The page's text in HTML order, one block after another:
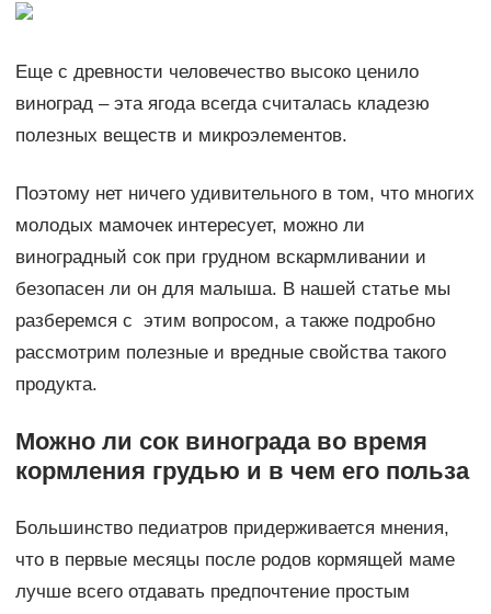
Еще с древности человечество высоко ценило
виноград – эта ягода всегда считалась кладезю
полезных веществ и микроэлементов.
Поэтому нет ничего удивительного в том, что многих
молодых мамочек интересует, можно ли
виноградный сок при грудном вскармливании и
безопасен ли он для малыша. В нашей статье мы
разберемся с этим вопросом, а также подробно
рассмотрим полезные и вредные свойства такого
продукта.
Можно ли сок винограда во время
кормления грудью и в чем его польза
Большинство педиатров придерживается мнения,
что в первые месяцы после родов кормящей маме
лучше всего отдавать предпочтение простым